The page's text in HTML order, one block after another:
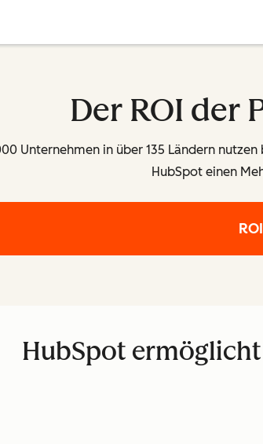
Der ROI der
Unternehmen in über 135 Ländern
HubSpot einen
HubSpot